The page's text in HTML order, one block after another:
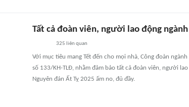
Tất cả đoàn viên, người lao động
325 liên quan
Với mục tiêu mang Tết đến cho mọi nhà, Công đoàn
số 133/KH-TLĐ, nhằm đảm bảo tất cả đoàn viên, người
Nguyên đán Ất Tỵ 2025 ấm no, đủ đầy.